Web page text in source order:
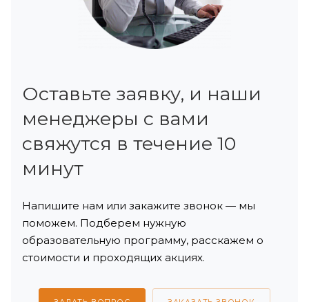
Оставьте заявку, и наши
менеджеры с вами
свяжутся в течение 10
минут
Напишите нам или закажите звонок — мы
поможем. Подберем нужную
образовательную программу, расскажем о
стоимости и проходящих акциях.